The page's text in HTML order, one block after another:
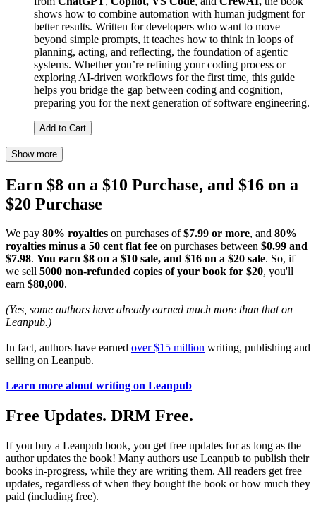
shows how to combine automation with human judgment for
better results. Written for developers who want to move
beyond simple prompts, it teaches how to think in loops of
planning, acting, and reflecting, the foundation of agentic
systems. Whether you’re refining your coding process or
exploring AI-driven workflows for the first time, this guide
helps you bridge the gap between coding and cognition,
preparing you for the next generation of software engineering.
Add to Cart
Show more
Earn $8 on a $10 Purchase, and $16 on a
$20 Purchase
We pay 80% royalties on purchases of$7.99 or more, and 80%
royalties minus a 50 cent flat fee on purchases between $0.99 and
$7.98. You earn $8 on a $10 sale, and $16 on a $20 sale. So, if
we sell 5000 non-refunded copies of your book for $20, you'll
earn $80,000.
(Yes, some authors have already earned much more than that on
Leanpub.)
In fact, authors have earned over $15 million writing, publishing and
selling on Leanpub.
Learn more about writing on Leanpub
Free Updates. DRM Free.
If you buy a Leanpub book, you get free updates for as long as the
author updates the book! Many authors use Leanpub to publish their
books in-progress, while they are writing them. All readers get free
updates, regardless of when they bought the book or how much they
paid (including free).